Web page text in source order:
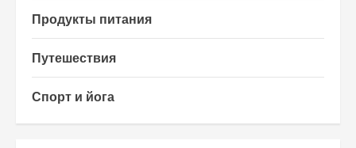
Продукты питания
Путешествия
Спорт и йога